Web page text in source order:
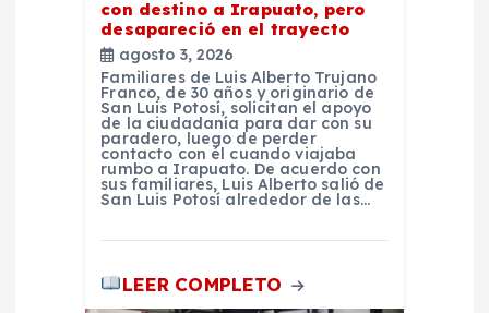
con destino a Irapuato, pero
desapareció en el trayecto
agosto 3, 2026
Familiares de Luis Alberto Trujano
Franco, de 30 años y originario de
San Luis Potosí, solicitan el apoyo
de la ciudadanía para dar con su
paradero, luego de perder
contacto con él cuando viajaba
rumbo a Irapuato. De acuerdo con
sus familiares, Luis Alberto salió de
San Luis Potosí alrededor de las…
LEER COMPLETO